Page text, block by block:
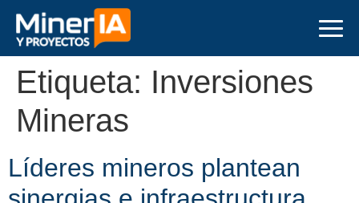
Etiqueta: Inversiones
Mineras
Líderes mineros plantean